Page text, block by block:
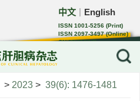
中文 English
ISSN 1001-5256 (Print)
ISSN 2097-3497 (Online)
CN 22-1108/R
> 2023 > 39(6): 1476-1481